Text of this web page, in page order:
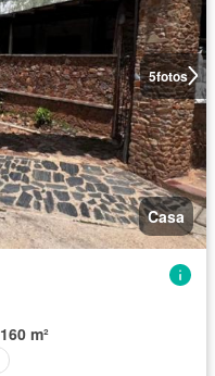
5fotos
Casa
160 m²